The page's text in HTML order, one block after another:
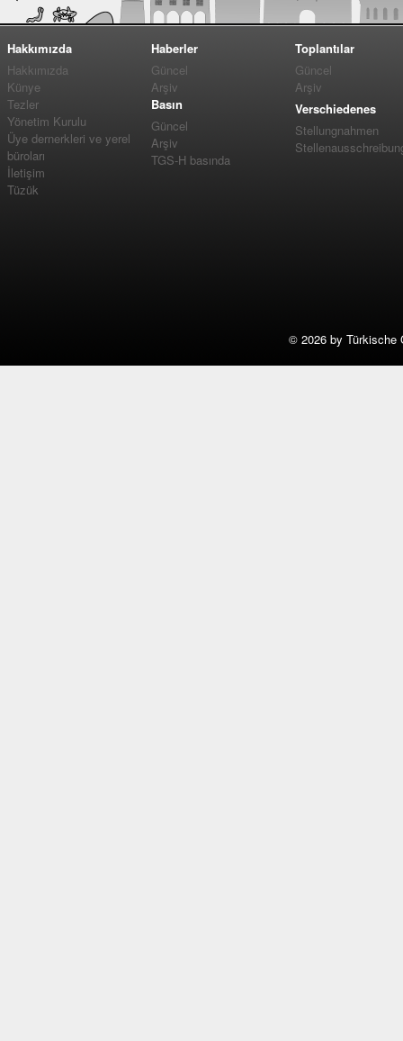
Hakkımızda
Hakkımızda
Künye
Tezler
Yönetim Kurulu
Üye dernerkleri ve yerel
büroları
İletişim
Tüzük
Haberler
Güncel
Arşiv
Basın
Güncel
Arşiv
TGS-H basında
Toplantılar
Güncel
Arşiv
Verschiedenes
Stellungnahmen
© 2026 by Türkische